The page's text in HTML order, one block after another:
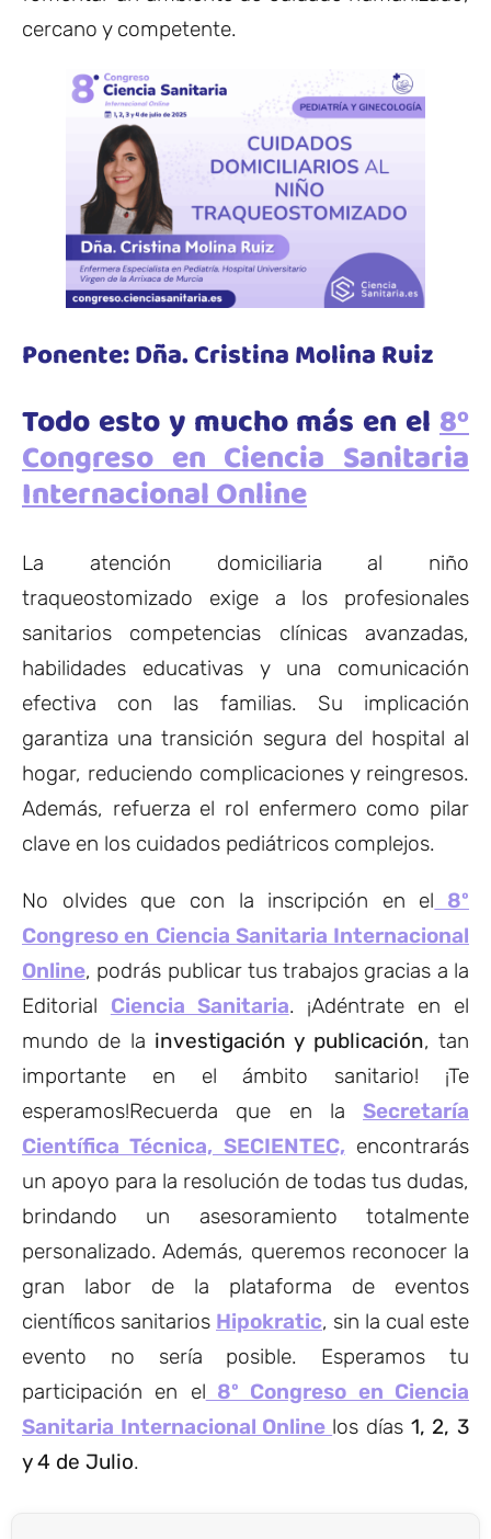
cercano y competente.
Ponente: Dña. Cristina Molina Ruiz
Todo esto y mucho más en el 8º
Congreso en Ciencia Sanitaria
Internacional Online
La atención domiciliaria al niño
traqueostomizado exige a los profesionales
sanitarios competencias clínicas avanzadas,
habilidades educativas y una comunicación
efectiva con las familias. Su implicación
garantiza una transición segura del hospital al
hogar, reduciendo complicaciones y reingresos.
Además, refuerza el rol enfermero como pilar
clave en los cuidados pediátricos complejos.
No olvides que con la inscripción en el 8º
Congreso en Ciencia Sanitaria Internacional
Online, podrás publicar tus trabajos gracias a la
Editorial Ciencia Sanitaria. ¡Adéntrate en el
mundo de la investigación y publicación, tan
importante en el ámbito sanitario! ¡Te
esperamos!Recuerda que en la Secretaría
Científica Técnica, SECIENTEC, encontrarás
un apoyo para la resolución de todas tus dudas,
brindando un asesoramiento totalmente
personalizado. Además, queremos reconocer la
gran labor de la plataforma de eventos
científicos sanitarios Hipokratic, sin la cual este
evento no sería posible. Esperamos tu
participación en el 8º Congreso en Ciencia
Sanitaria Internacional Online los días 1, 2, 3
y 4 de Julio.